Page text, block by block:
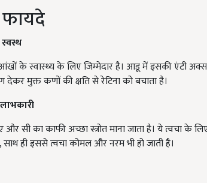
के स्वास्थ्य के लिए जिम्मेदार है। आडू में इसकी एंटी
मुक्त कणों की क्षति से रेटिना को बचाता है।
और सी का काफी अच्छा स्त्रोत माना जाता है। ये त्वचा के
साथ ही इससे त्वचा कोमल और नरम भी हो जाती है।